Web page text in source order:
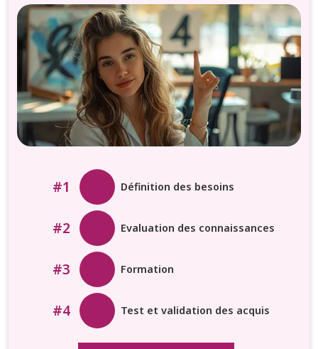
#1 Définition des besoins
#2 Evaluation des connaissances
#3 Formation
#4 Test et validation des acquis